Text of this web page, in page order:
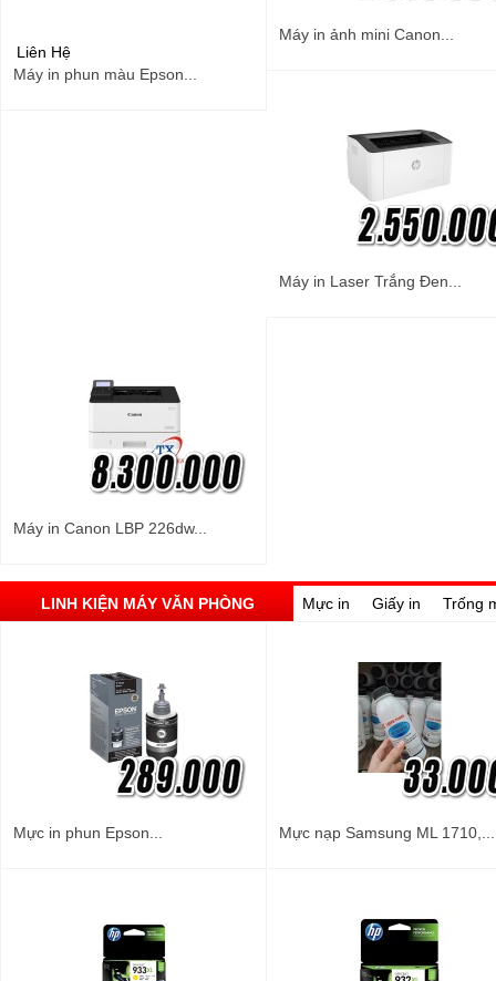
Liên Hệ
Máy in phun màu Epson...
Máy in ảnh mini Canon...
Máy in Laser Trắng Đen...
Máy in Canon LBP 226dw...
LINH KIỆN MÁY VĂN PHÒNG Mực in Giấy in Trống
Mực in phun Epson... Mực nạp Samsung ML 1710,...